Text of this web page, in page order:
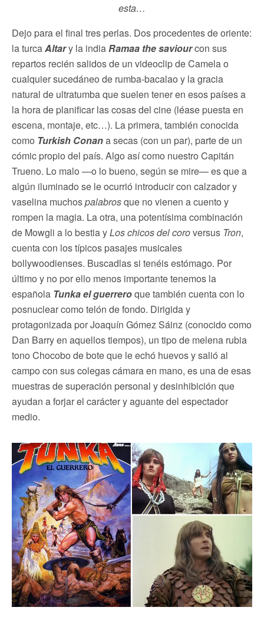
esta…
Dejo para el final tres perlas. Dos procedentes de oriente:
la turcaAltary la indiaRamaa the saviourcon sus
repartos recién salidos de un videoclip de Camela o
cualquier sucedáneo de rumba-bacalao y la gracia
natural de ultratumba que suelen tener en esos países a
la hora de planificar las cosas del cine (léase puesta en
escena, montaje, etc…). La primera, también conocida
como Turkish Conana secas (con un par), parte de un
cómic propio del país. Algo así como nuestro Capitán
Trueno. Lo malo —o lo bueno, según se mire— es que a
algún iluminado se le ocurrió introducir con calzador y
vaselina muchospalabrosque no vienen a cuento y
rompen la magia. La otra, una potentísima combinación
de Mowgli a lo bestia yLos chicos del coroversus Tron,
cuenta con los típicos pasajes musicales
bollywoodienses. Buscadlas si tenéis estómago. Por
último y no por ello menos importante tenemos la
española Tunka el guerreroque también cuenta con lo
posnuclear como telón de fondo. Dirigida y
protagonizada por Joaquín Gómez Sáinz (conocido como
Dan Barry en aquellos tiempos), un tipo de melena rubia
tono Chocobo de bote que le echó huevos y salió al
campo con sus colegas cámara en mano, es una de esas
muestras de superación personal y desinhibición que
ayudan a forjar el carácter y aguante del espectador
medio.